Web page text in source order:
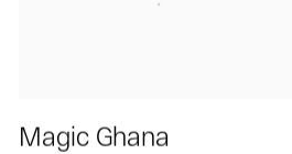
Magic Ghana